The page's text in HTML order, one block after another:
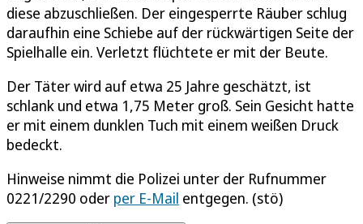
diese abzuschließen. Der eingesperrte Räuber schlug
daraufhin eine Schiebe auf der rückwärtigen Seite der
Spielhalle ein. Verletzt flüchtete er mit der Beute.
Der Täter wird auf etwa 25 Jahre geschätzt, ist
schlank und etwa 1,75 Meter groß. Sein Gesicht hatte
er mit einem dunklen Tuch mit einem weißen Druck
bedeckt.
Hinweise nimmt die Polizei unter der Rufnummer
0221/2290 oder per E-Mail entgegen. (stö)